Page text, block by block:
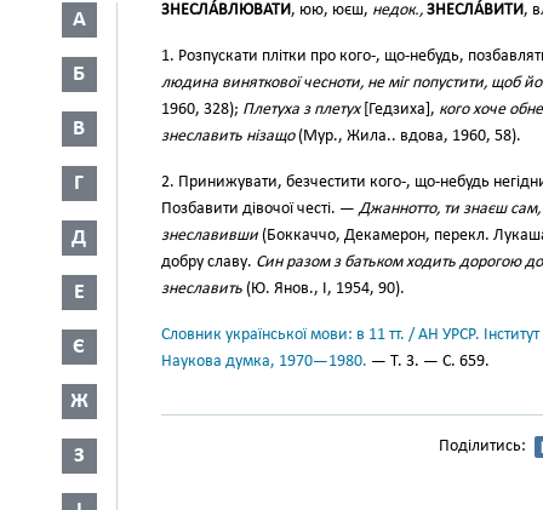
А
Б
В
Г
Д
Е
Є
Ж
З
ЗНЕСЛА́ВЛЮВАТИ, юю, юєш, недок., ЗНЕСЛА́ВИТИ,
1. Розпускати плітки про кого-, що-небудь,
людина виняткової чесноти, не міг попустити, щоб
1960, 328); Плетуха з плетух[Гедзиха], кого хоче
знеславить нізащо(Мур., Жила.. вдова, 1960, 58).
2. Принижувати, безчестити кого-, що-небудь
Позбавити дівочої честі. —Джаннотто, ти знаєш
знеславивши (Боккаччо, Декамерон, перекл.
добру славу. Син разом з батьком ходить дорогою
знеславить (Ю. Янов., І, 1954, 90).
Словник української мови: в 11 тт. / АН УРСР.
Наукова думка, 1970—1980. — Т. 3. — С. 659.
Поділитись: